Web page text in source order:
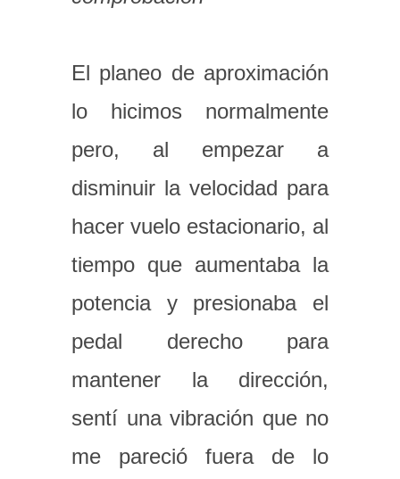
El planeo de aproximación
lo hicimos normalmente
pero, al empezar a
disminuir la velocidad para
hacer vuelo estacionario, al
tiempo que aumentaba la
potencia y presionaba el
pedal derecho para
mantener la dirección,
sentí una vibración que no
me pareció fuera de lo